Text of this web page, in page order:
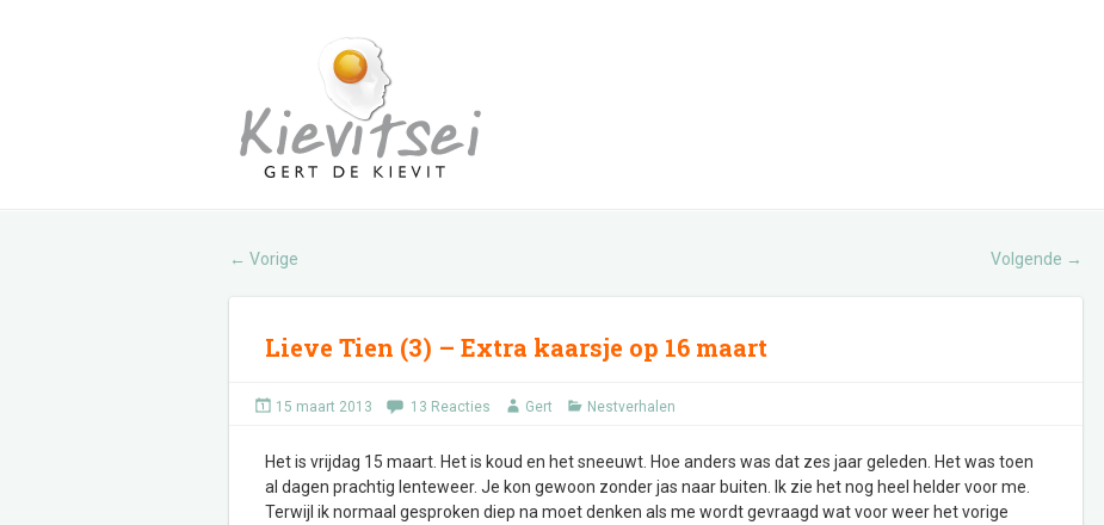
← Vorige Volgende →
Lieve Tien (3) – Extra kaarsje op 16 maart
15 maart 2013 13 Reacties Gert Nestverhalen
Het is vrijdag 15 maart. Het is koud en het sneeuwt. Hoe anders was dat zes jaar geleden. Het was toen
al dagen prachtig lenteweer. Je kon gewoon zonder jas naar buiten. Ik zie het nog heel helder voor me.
Terwijl ik normaal gesproken diep na moet denken als me wordt gevraagd wat voor weer het vorige